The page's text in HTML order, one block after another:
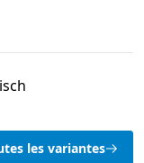
les variantes